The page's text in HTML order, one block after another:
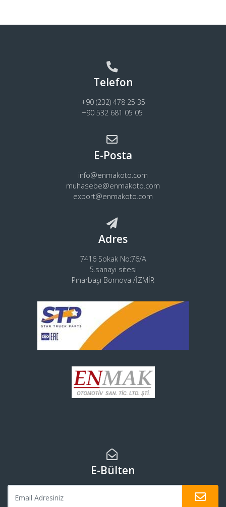
Telefon
+90 (232) 478 25 35
+90 532 681 05 05
E-Posta
info@enmakoto.com
muhasebe@enmakoto.com
export@enmakoto.com
Adres
7416 Sokak No:76/A
5.sanayi sitesi
Pınarbaşı Bornova /İZMİR
E-Bülten